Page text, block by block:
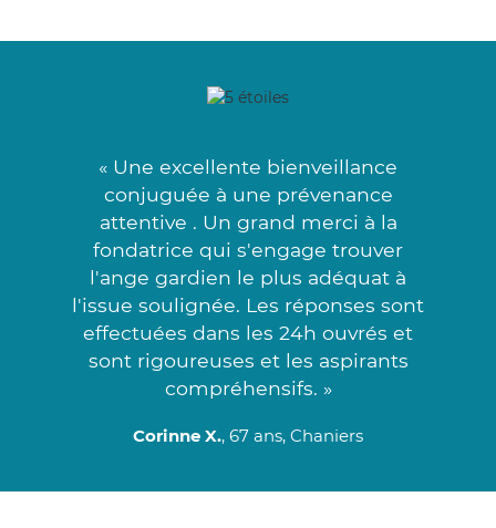
« Une excellente bienveillance
conjuguée à une prévenance
attentive . Un grand merci à la
fondatrice qui s'engage trouver
l'ange gardien le plus adéquat à
l'issue soulignée. Les réponses sont
effectuées dans les 24h ouvrés et
sont rigoureuses et les aspirants
compréhensifs. »
Corinne X., 67 ans, Chaniers